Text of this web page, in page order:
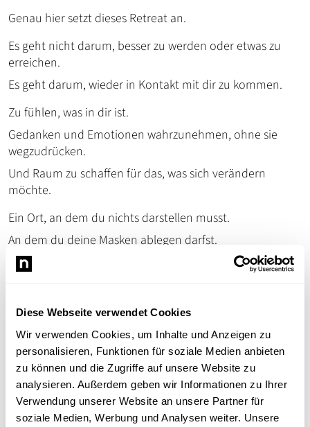
Diese Webseite verwendet Cookies
Wir verwenden Cookies, um Inhalte und Anzeigen zu
personalisieren, Funktionen für soziale Medien anbieten
zu können und die Zugriffe auf unsere Website zu
analysieren. Außerdem geben wir Informationen zu Ihrer
Verwendung unserer Website an unsere Partner für
soziale Medien, Werbung und Analysen weiter. Unsere
Genau hier setzt dieses Retreat an.
Es geht nicht darum, besser zu werden oder etwas zu
erreichen.
Es geht darum, wieder in Kontakt mit dir zu kommen.
Zu fühlen, was in dir ist.
Gedanken und Emotionen wahrzunehmen, ohne sie
wegzudrücken.
Und Raum zu schaffen für das, was sich verändern
möchte.
Ein Ort, an dem du nichts darstellen musst.
An dem du deine Masken ablegen darfst.
An dem du dir selbst ehrlich begegnest.
Embodiment, Yoga, Meditation, Seelenreisen,
Dance & Release, Kakaozeremonie, Soulpainting &
Journaling –
und vor allem die Verbindung zu dir selbst.
Zwischen all dem gibt es immer wieder Momente der
Ruhe.